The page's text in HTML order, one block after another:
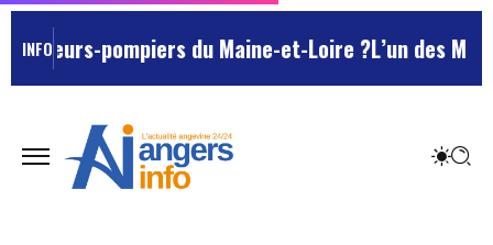
INFOpompiers du Maine-et-Loire ?L’un des